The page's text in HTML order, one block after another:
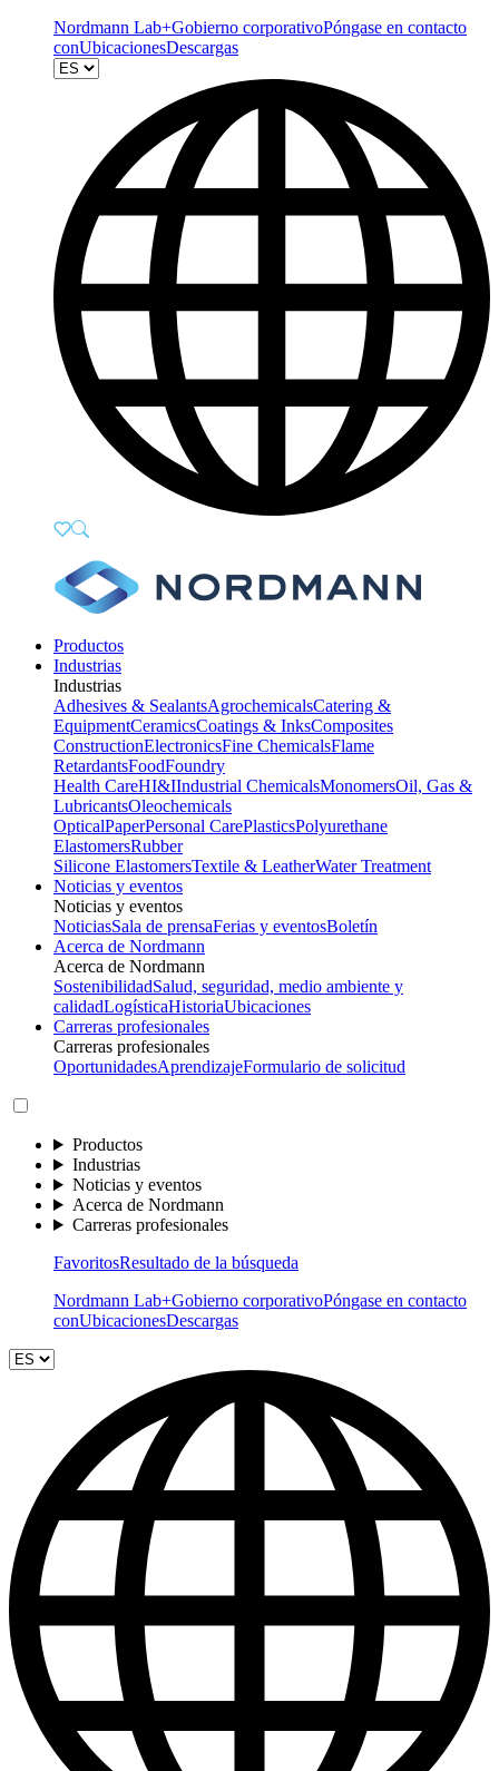
Nordmann Lab+Gobierno corporativoPóngase en contacto
conUbicacionesDescargas
Productos
Industrias
Industrias
Adhesives & SealantsAgrochemicalsCatering &
EquipmentCeramicsCoatings & InksComposites
ConstructionElectronicsFine ChemicalsFlame
RetardantsFoodFoundry
Health CareHI&IIndustrial ChemicalsMonomersOil, Gas &
LubricantsOleochemicals
OpticalPaperPersonal CarePlasticsPolyurethane
ElastomersRubber
Silicone ElastomersTextile & LeatherWater Treatment
Noticias y eventos
Noticias y eventos
NoticiasSala de prensaFerias y eventosBoletín
Acerca de Nordmann
Acerca de Nordmann
SostenibilidadSalud, seguridad, medio ambiente y
calidadLogísticaHistoriaUbicaciones
Carreras profesionales
Carreras profesionales
OportunidadesAprendizajeFormulario de solicitud
Productos
Industrias
Noticias y eventos
Acerca de Nordmann
Carreras profesionales
FavoritosResultado de la búsqueda
Nordmann Lab+Gobierno corporativoPóngase en contacto
conUbicacionesDescargas